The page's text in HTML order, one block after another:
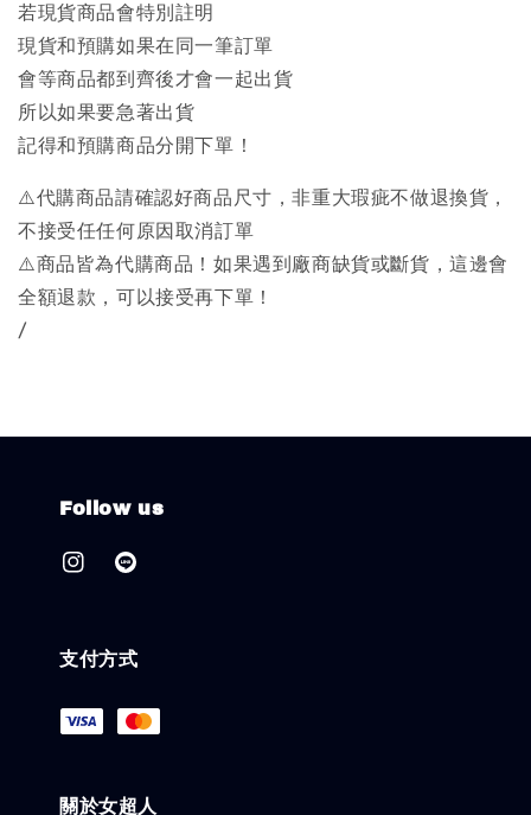
若現貨商品會特別註明
現貨和預購如果在同一筆訂單
會等商品都到齊後才會一起出貨
所以如果要急著出貨
記得和預購商品分開下單！
⚠️代購商品請確認好商品尺寸，非重大瑕疵不做退換貨，
不接受任任何原因取消訂單
⚠️商品皆為代購商品！如果遇到廠商缺貨或斷貨，這邊會
全額退款，可以接受再下單！
/
Follow us
支付方式
關於女超人